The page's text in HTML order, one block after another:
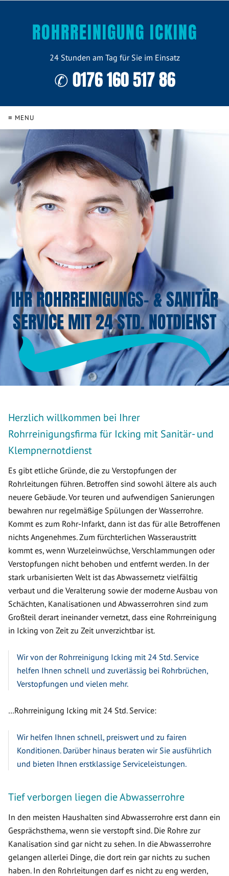
ROHRREINIGUNG ICKING
24 Stunden am Tag für Sie im Einsatz
✆ 0176 160 517 86
≡ MENU
IHR ROHRREINIGUNGS- & SANITÄR
SERVICE MIT 24 STD. NOTDIENST
Herzlich willkommen bei Ihrer
Rohrreinigungsfirma für Icking mit Sanitär- und
Klempnernotdienst
Es gibt etliche Gründe, die zu Verstopfungen der
Rohrleitungen führen. Betroffen sind sowohl ältere als auch
neuere Gebäude. Vor teuren und aufwendigen Sanierungen
bewahren nur regelmäßige Spülungen der Wasserrohre.
Kommt es zum Rohr-Infarkt, dann ist das für alle Betroffenen
nichts Angenehmes. Zum fürchterlichen Wasseraustritt
kommt es, wenn Wurzeleinwüchse, Verschlammungen oder
Verstopfungen nicht behoben und entfernt werden. In der
stark urbanisierten Welt ist das Abwassernetz vielfältig
verbaut und die Veralterung sowie der moderne Ausbau von
Schächten, Kanalisationen und Abwasserrohren sind zum
Großteil derart ineinander vernetzt, dass eine Rohrreinigung
in Icking von Zeit zu Zeit unverzichtbar ist.
Wir von der Rohrreinigung Icking mit 24 Std. Service
helfen Ihnen schnell und zuverlässig bei Rohrbrüchen,
Verstopfungen und vielen mehr.
…Rohrreinigung Icking mit 24 Std. Service:
Wir helfen Ihnen schnell, preiswert und zu fairen
Konditionen. Darüber hinaus beraten wir Sie ausführlich
und bieten Ihnen erstklassige Serviceleistungen.
Tief verborgen liegen die Abwasserrohre
In den meisten Haushalten sind Abwasserrohre erst dann ein
Gesprächsthema, wenn sie verstopft sind. Die Rohre zur
Kanalisation sind gar nicht zu sehen. In die Abwasserrohre
gelangen allerlei Dinge, die dort rein gar nichts zu suchen
haben. In den Rohrleitungen darf es nicht zu eng werden,